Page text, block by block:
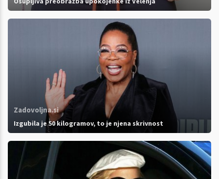
Zadovoljna.si
Izgubila je 50 kilogramov, to je njena skrivnost